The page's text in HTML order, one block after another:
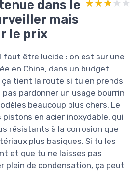
dans le
mais
le prix
★★★★★
★★★★★
faut être lucide : on est sur une
en Chine, dans un budget
ça tient la route si tu en prends
pas pardonner un usage bourrin
beaucoup plus chers. Le
pistons en acier inoxydable, qui
résistants à la corrosion que
plus basiques. Si tu les
et que tu ne laisses pas
plein de condensation, ça peut